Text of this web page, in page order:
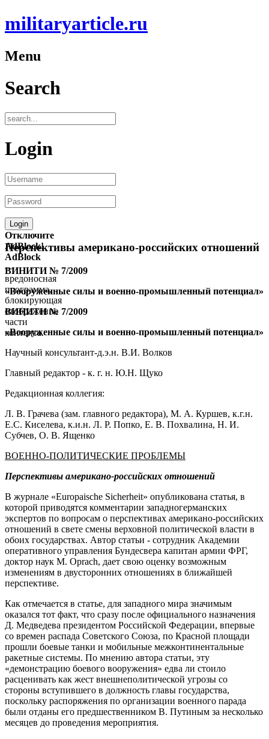
militaryarticle.ru
Menu
Search
Login
Отключите
AdBlock!
AdBlock
—
вредоносная
программа,
блокирующая
отображение
части
контента.
Перспективы американо-российских отношений
ВИНИТИ № 7/2009
«Вооруженные силы и военно-промышленный потенциал»
ВИНИТИ № 7/2009
«Вооруженные силы и военно-промышленный потенциал»
Научный консультант-д.э.н. В.И. Волков
Главный редактор - к. г. н. Ю.Н. Щуко
Редакционная коллегия:
Л. В. Грачева (зам. главного редактора), М. А. Куршев, к.г.н.
Е.С. Киселева, к.и.н. Л. Р. Попко, Е. В. Похвалина, Н. И.
Субчев, О. В. Ященко
ВОЕННО-ПОЛИТИЧЕСКИЕ ПРОБЛЕМЫ
Перспективы американо-российских отношений
В журнале «Europaische Sicherheit» опубликована статья, в
которой приводятся комментарии западногерманских
экспертов по вопросам о перспективах американо-российских
отношений в свете смены верховной политической власти в
обоих государствах. Автор статьи - сотрудник Академии
оперативного управления Бундесвера капитан армии ФРГ,
доктор наук М. Oprach, дает свою оценку возможным
изменениям в двусторонних отношениях в ближайшей
перспективе.
Как отмечается в статье, для западного мира значимым
оказался тот факт, что сразу после официального назначения
Д. Медведева президентом Российской Федерации, впервые
со времен распада Советского Союза, по Красной площади
прошли боевые танки и мобильные межконтинентальные
ракетные системы. По мнению автора статьи, эту
«демонстрацию боевого вооружения» едва ли стоило
расценивать как жест внешнеполитической угрозы со
стороны вступившего в должность главы государства,
поскольку распоряжения по организации военного парада
были отданы его предшественником В. Путиным за несколько
месяцев до проведения мероприятия.